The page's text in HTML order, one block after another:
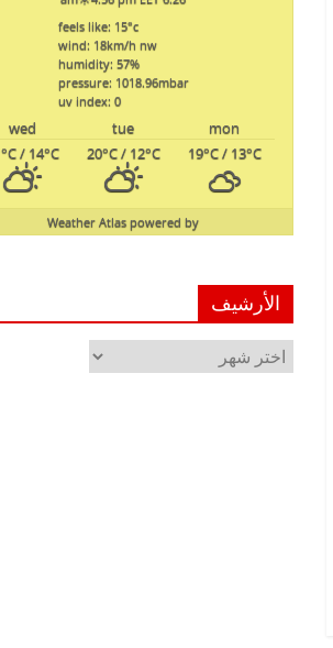
feels like: 15°c
wind: 18km/h nw
humidity: 57%
pressure: 1018.96mbar
uv index: 0
mon
tue
wed
19°C/ 13°C
20°C/ 12°C
°C/ 14°C
powered by
Weather Atlas
الأرشيف
الأرشيف